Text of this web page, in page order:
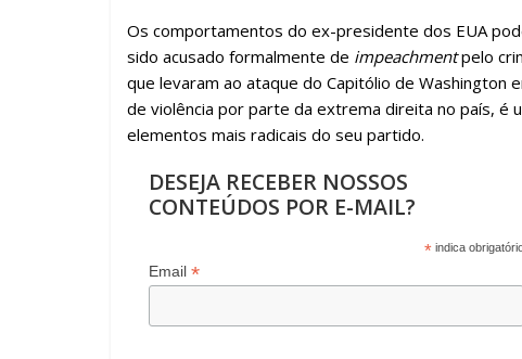
Os comportamentos do ex-presidente dos EUA
sido acusado formalmente de impeachmentpelo
que levaram ao ataque do Capitólio de
de violência por parte da extrema direita no país, é
elementos mais radicais do seu partido.
DESEJA RECEBER NOSSOS
CONTEÚDOS POR E-MAIL?
*indica
Email *